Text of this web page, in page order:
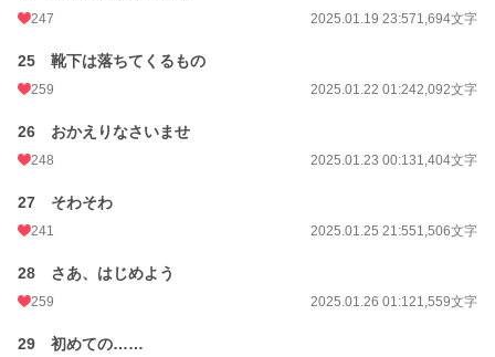
247 2025.01.19 23:571,694文字
25 靴下は落ちてくるもの
259 2025.01.22 01:242,092文字
26 おかえりなさいませ
248 2025.01.23 00:131,404文字
27 そわそわ
241 2025.01.25 21:551,506文字
28 さあ、はじめよう
259 2025.01.26 01:121,559文字
29 初めての……